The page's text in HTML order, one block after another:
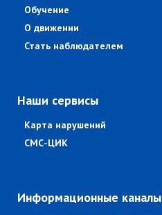
Обучение
О движении
Стать наблюдателем
Наши сервисы
Карта нарушений
СМС-ЦИК
Информационные каналы